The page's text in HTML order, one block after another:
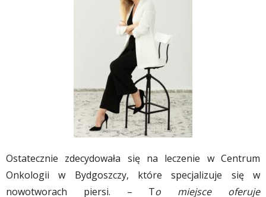
Ostatecznie zdecydowała się na leczenie w Centrum
Onkologii w Bydgoszczy, które specjalizuje się w
nowotworach piersi. – To miejsce oferuje